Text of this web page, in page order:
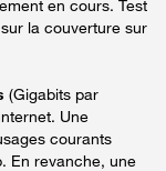
en cours. Test
la couverture sur
(Gigabits par
Une
courants
En revanche, une